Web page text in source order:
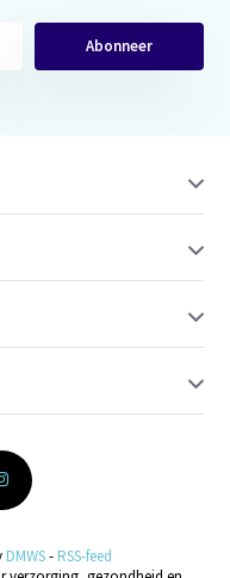
Abonneer
DMWS- RSS-feed